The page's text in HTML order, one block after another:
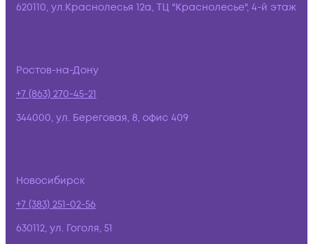
620110, ул.Краснолесья 12а, ТЦ "Краснолесье", 4-й этаж
Ростов-на-Дону
+7 (863) 270-45-21
344000, ул. Береговая, 8, офис 409
Новосибирск
+7 (383) 251-02-56
630112, ул. Гоголя, 51